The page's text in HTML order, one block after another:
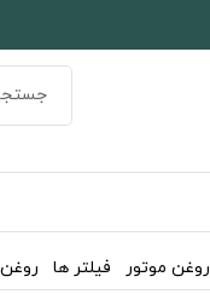
روغن موتور فیلتر ها